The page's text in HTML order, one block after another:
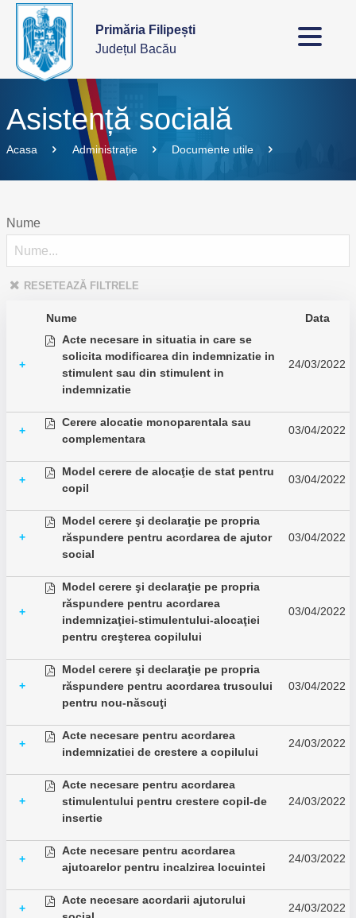
Primăria Filipești
Județul Bacău
Asistență socială
Acasa Administrație Documente utile
Nume
RESETEAZĂ FILTRELE
Nume Data
+
Acte necesare in situatia in care se
solicita modificarea din indemnizatie in
stimulent sau din stimulent in
indemnizatie
24/03/2022
+
Cerere alocatie monoparentala sau
complementara
03/04/2022
+
Model cerere de alocaţie de stat pentru
copil
03/04/2022
+
Model cerere şi declaraţie pe propria
răspundere pentru acordarea de ajutor
social
03/04/2022
+
Model cerere şi declaraţie pe propria
răspundere pentru acordarea
indemnizaţiei-stimulentului-alocaţiei
pentru creşterea copilului
03/04/2022
+
Model cerere şi declaraţie pe propria
răspundere pentru acordarea trusoului
pentru nou-născuţi
03/04/2022
+
Acte necesare pentru acordarea
indemnizatiei de crestere a copilului
24/03/2022
+
Acte necesare pentru acordarea
stimulentului pentru crestere copil-de
insertie
24/03/2022
+
Acte necesare pentru acordarea
ajutoarelor pentru incalzirea locuintei
24/03/2022
+
Acte necesare acordarii ajutorului
24/03/2022